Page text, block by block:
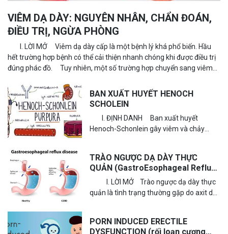
VIÊM DẠ DÀY: NGUYÊN NHÂN, CHẨN ĐOÁN,
ĐIỀU TRỊ, NGỪA PHÒNG
I. LỜI MỞ Viêm dạ dày cấp là một bệnh lý khá phổ biến. Hầu
hết trường hợp bệnh có thể cải thiện nhanh chóng khi được điều trị
đúng phác đồ. Tuy nhiên, một số trường hợp chuyển sang viêm
BAN XUẤT HUYẾT HENOCH
SCHOLEIN
I. ĐỊNH DANH Ban xuất huyết
Henoch-Schonlein gây viêm và chảy
TRÀO NGƯỢC DẠ DÀY THỰC
QUẢN (GastroEsophageal Reflux
Disease)
I. LỜI MỞ Trào ngược dạ dày thực
quản là tình trạng thường gặp do axit dạ
PORN INDUCED ERECTILE
DYSFUNCTION (rối loạn cương